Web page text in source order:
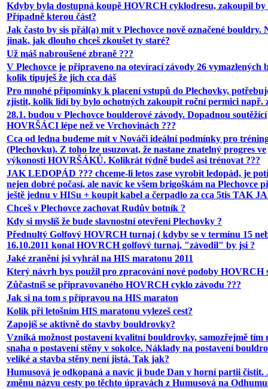
Kdyby byla dostupná koupě HOVRCH cyklodresu, zakoupil by
Případně kterou část?
Jak často by sis přál(a) mít v Plechovce nově označené bouldry.
jinak, jak dlouho chceš zkoušet ty staré?
Už máš nabroušené zbraně ???
V Plechovce je připraveno na otevírací závody 26 vymazlených
kolik tipuješ že jich cca dáš
Pro mnohé připomínky k placení vstupů do Plechovky,
zjistit, kolik lidí by bylo ochotných zakoupit roční permici např.
28.1. budou v Plechovce boulderové závody. Dopadnou soutěžící
HOVRŠÁCI lépe než ve Vrchovinách ???
Cca od ledna budeme mít v Nováči ideální podmínky pro
(Plechovku). Z toho lze usuzovat, že nastane znatelný progres ve
výkonosti HOVRŠÁKŮ. Kolikrát týdně budeš asi trénovat ???
JAK LEDOPÁD ??? chceme-li letos zase vyrobit ledopád, je
nejen dobré počasí, ale navíc ke všem brigoškám na Plechovce
ještě jednu v HISu + koupit kabel a čerpadlo za cca 5tis TAK
Chceš v Plechovce zachovat Rudův botník ?
Kdy si myslíš že bude slavnostní otevření Plechovky ?
Přednultý Golfový HOVRCH turnaj ( kdyby se v termínu 15
16.10.2011 konal HOVRCH golfový turnaj, "závodil" by jsi ?
Jaké zranění jsi vyhrál na HIS maratonu 2011
Který návrh bys použil pro zpracování nové podoby HOVRCH
Zůčastníš se připravovaného HOVRCH cyklo závodu ???
Jak si na tom s přípravou na HIS maraton
Kolik při letošním HIS maratonu vylezeš cest?
Zapojíš se aktivně do stavby bouldrovky?
Vzniká možnost postavení kvalitní bouldrovky, samozřejmě tím
snaha o postavení stěny v sokolce. Náklady na postavení
veliké a stavba stěny není jistá. Tak jak?
Humusová je odkopaná a navíc ji bude Dan v horní partii čistit.
změnu názvu cesty po těchto úpravách z Humusová na